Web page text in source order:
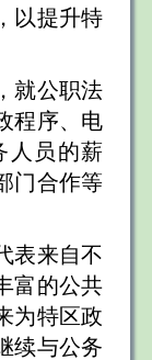
以提升特
就公职法
程序、电
人员的薪
门合作等
表来自不
富的公共
为特区政
续与公务